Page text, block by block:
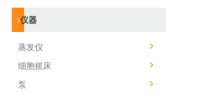
仪器
蒸发仪
细胞摇床
泵